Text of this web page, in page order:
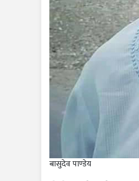
बासुदेव पाण्डेय